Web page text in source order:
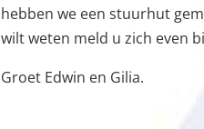
hebben we een stuurhut
wilt weten meld u zich even
Groet Edwin en Gilia.